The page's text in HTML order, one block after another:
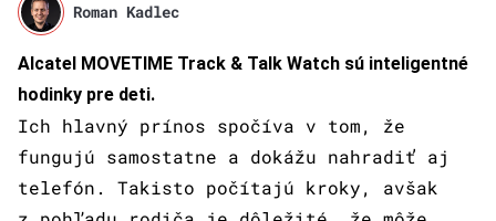
Roman Kadlec
Alcatel MOVETIME Track & Talk Watch sú inteligentné
hodinky pre deti.
Ich hlavný prínos spočíva v tom, že
fungujú samostatne a dokážu nahradiť aj
telefón. Takisto počítajú kroky, avšak